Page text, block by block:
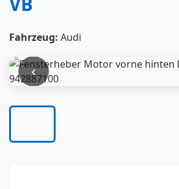
Fahrzeug: Audi
‹